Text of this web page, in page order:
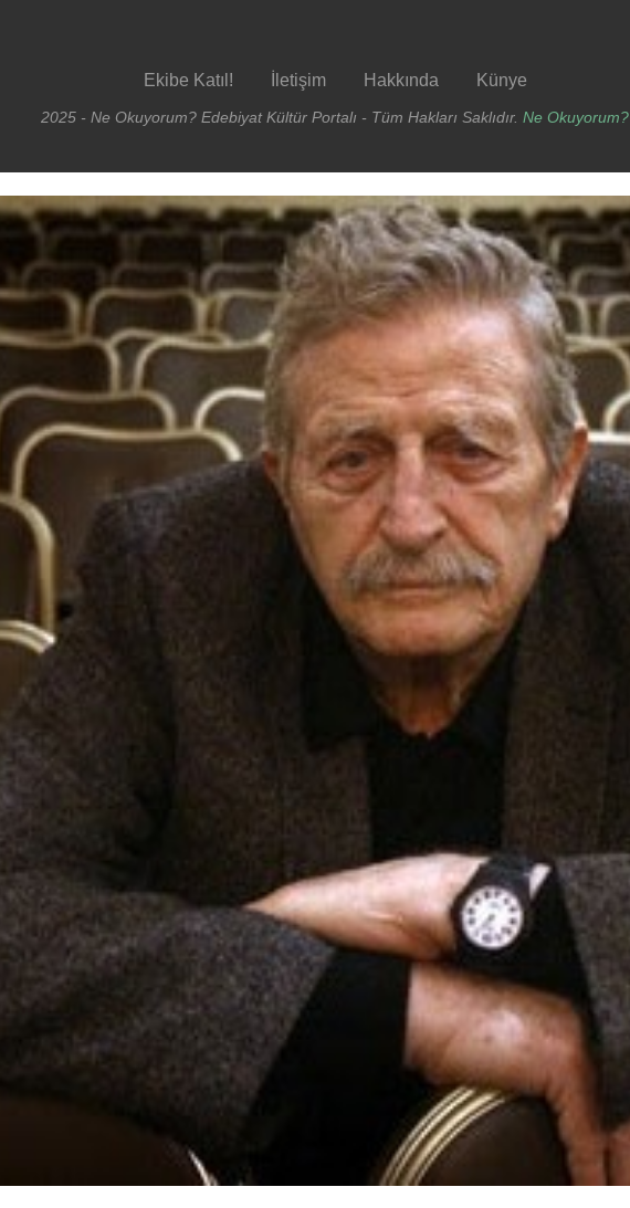
Ekibe Katıl! İletişim Hakkında Künye
2025 - Ne Okuyorum? Edebiyat Kültür Portalı - Tüm Hakları Saklıdır. Ne Okuyorum?